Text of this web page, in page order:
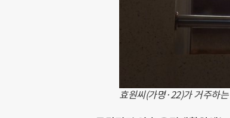
효원씨(가명·22)가 거주하